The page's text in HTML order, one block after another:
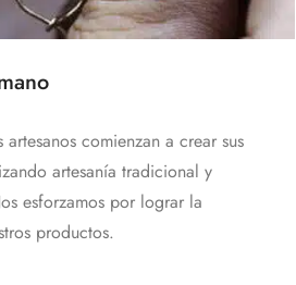
comienzan a crear sus
artesanía tradicional y
esforzamos por lograr la
productos.